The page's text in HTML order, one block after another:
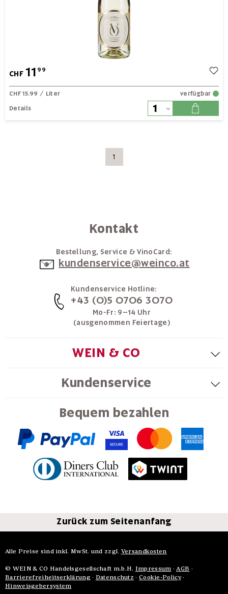
CHF 11 99
CHF 15.99 / Liter
verfügbar
Details
1
Kontakt
Bestellung, Service & VinoCard:
kundenservice@weinco.at
Kundenservice Hotline:
+43 (0)5 0706 3070
Mo-Fr: 9–14 Uhr
(ausgenommen Feiertage)
WEIN & CO
Kundenservice
Bequem bezahlen
Zurück zum Seitenanfang
Alle Preise sind inkl. MwSt. und zzgl. Versandkosten
© WEIN & CO Handelsgesellschaft m.b.H. Impressum · AGB ·
Barrierefreiheitserklärung · Datenschutz · Cookie-Policy·
Hinweisgebersystem